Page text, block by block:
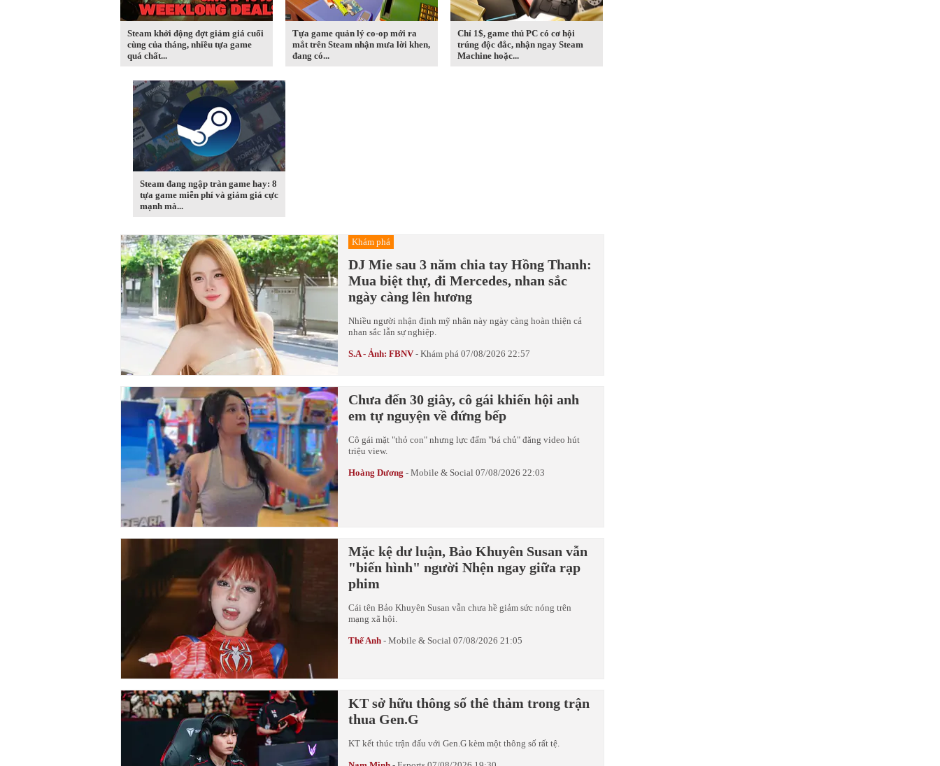
Steam khởi động đợt giảm giá cuối
cùng của tháng, nhiều tựa game
quá chất...
Tựa game quản lý co-op mới ra
mắt trên Steam nhận mưa lời khen,
đang có...
Chỉ 1$, game thủ PC có cơ hội
trúng độc đắc, nhận ngay Steam
Machine hoặc...
Steam đang ngập tràn game hay: 8
tựa game miễn phí và giảm giá cực
mạnh mà...
Khám phá
DJ Mie sau 3 năm chia tay Hồng Thanh:
Mua biệt thự, đi Mercedes, nhan sắc
ngày càng lên hương
Nhiều người nhận định mỹ nhân này ngày càng hoàn thiện cả
nhan sắc lẫn sự nghiệp.
S.A - Ảnh: FBNV- Khám phá 07/08/2026 22:57
Chưa đến 30 giây, cô gái khiến hội anh
em tự nguyện về đứng bếp
Cô gái mặt "thỏ con" nhưng lực đấm "bá chủ" đăng video hút
triệu view.
Hoàng Dương - Mobile & Social 07/08/2026 22:03
Mặc kệ dư luận, Bảo Khuyên Susan vẫn
"biến hình" người Nhện ngay giữa rạp
phim
Cái tên Bảo Khuyên Susan vẫn chưa hề giảm sức nóng trên
mạng xã hội.
Thế Anh - Mobile & Social 07/08/2026 21:05
KT sở hữu thông số thê thảm trong trận
thua Gen.G
KT kết thúc trận đấu với Gen.G kèm một thông số rất tệ.